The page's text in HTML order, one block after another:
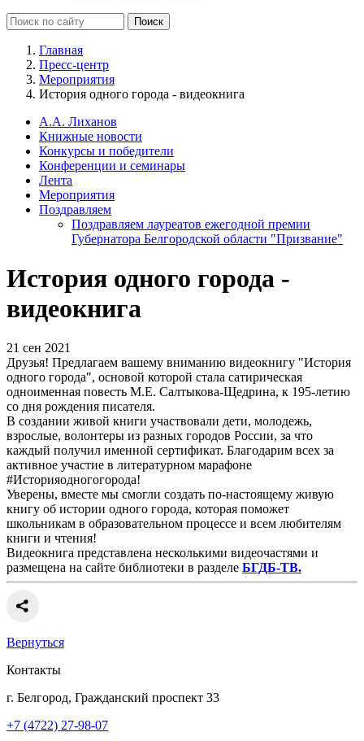
Главная
Пресс-центр
Мероприятия
История одного города - видеокнига
А.А. Лиханов
Книжные новости
Конкурсы и победители
Конференции и семинары
Лента
Мероприятия
Поздравляем
Поздравляем лауреатов ежегодной премии
Губернатора Белгородской области "Призвание"
История одного города -
видеокнига
21 сен 2021
Друзья! Предлагаем вашему вниманию видеокнигу "История
одного города", основой которой стала сатирическая
одноименная повесть М.Е. Салтыкова-Щедрина, к 195-летию
со дня рождения писателя.
В создании живой книги участвовали дети, молодежь,
взрослые, волонтеры из разных городов России, за что
каждый получил именной сертификат. Благодарим всех за
активное участие в литературном марафоне
#Историяодногогорода!
Уверены, вместе мы смогли создать по-настоящему живую
книгу об истории одного города, которая поможет
школьникам в образовательном процессе и всем любителям
книги и чтения!
Видеокнига представлена несколькими видеочастями и
размещена на сайте библиотеки в разделе БГДБ-ТВ.
Вернуться
Контакты
г. Белгород, Гражданский проспект 33
+7 (4722) 27-98-07